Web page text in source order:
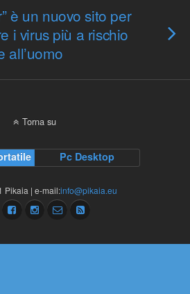
è un nuovo sito per
i virus più a rischio
all’uomo
Torna su
Pc Desktop
Pikaia | e-mail:info@pikaia.eu